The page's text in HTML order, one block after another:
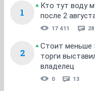
1
Кто тут воду
после 2
17 411 28
2
Стоит меньше
торги
владелец
0 13